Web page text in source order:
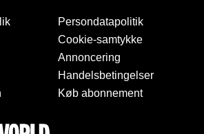
Persondatapolitik
Cookie-samtykke
Annoncering
Handelsbetingelser
Køb abonnement